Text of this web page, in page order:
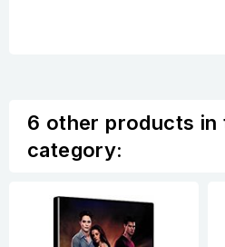
6 other products in
category: